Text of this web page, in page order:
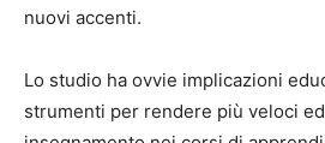
nuovi accenti.
Lo studio ha ovvie implicazioni
strumenti per rendere più veloci